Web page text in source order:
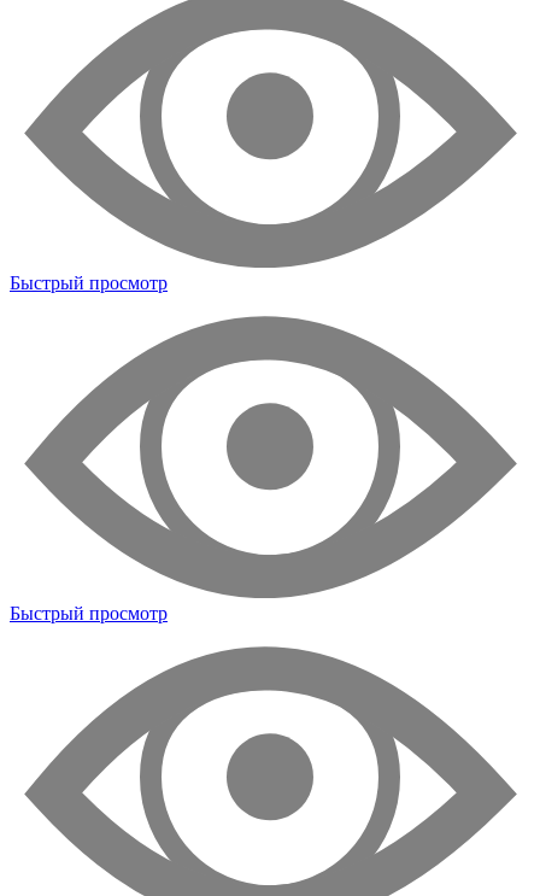
Быстрый просмотр
Быстрый просмотр